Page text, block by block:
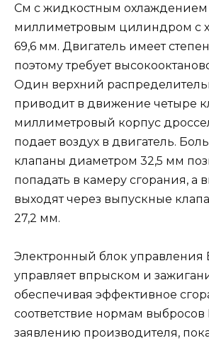
См с жидкостным
миллиметровым цилиндром с
69,6 мм. Двигатель имеет
поэтому требует
Один верхний
приводит в движение четыре
миллиметровый корпус
подает воздух в двигатель.
клапаны диаметром 32,5 мм
попадать в камеру сгорания, а
выходят через выпускные
27,2 мм.
Электронный блок управления
управляет впрыском и
обеспечивая эффективное
соответствие нормам выбросов
заявлению производителя,